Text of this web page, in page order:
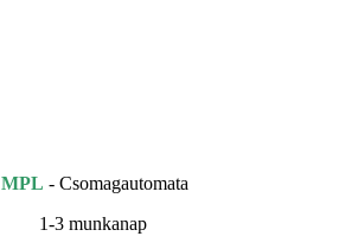
MPL - Csomagautomata
1-3 munkanap